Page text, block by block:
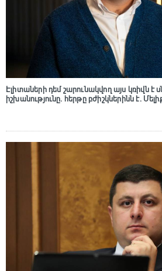
Էլիտաների դեմ շարունակվող այս կռիվն է
իշխանությունը. հերթը բժիշկներինն է.